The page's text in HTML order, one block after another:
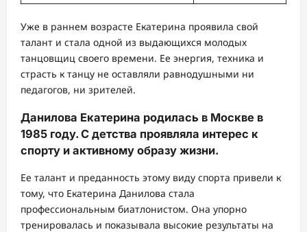
Уже в раннем возрасте Екатерина проявила свой
талант и стала одной из выдающихся молодых
танцовщиц своего времени. Ее энергия, техника и
страсть к танцу не оставляли равнодушными ни
педагогов, ни зрителей.
Данилова Екатерина родилась в Москве в
1985 году. С детства проявляла интерес к
спорту и активному образу жизни.
Ее талант и преданность этому виду спорта привели к
тому, что Екатерина Данилова стала
профессиональным биатлонистом. Она упорно
тренировалась и показывала высокие результаты на